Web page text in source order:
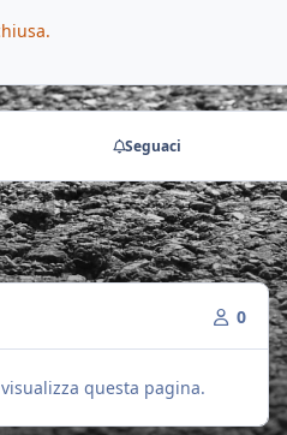
Seguaci
0
questa pagina.